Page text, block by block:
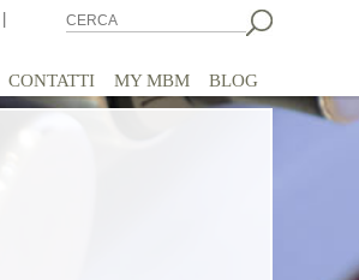
|
CONTATTI MY MBM BLOG